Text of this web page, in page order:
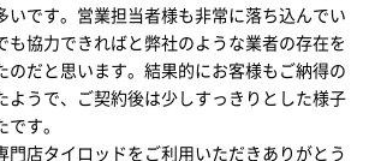
いです。営業担当者様も非常に落ち込んでい
も協力できればと弊社のような業者の存在を
のだと思います。結果的にお客様もご納得の
ようで、ご契約後は少しすっきりとした様子
す。
門店タイロッドをご利用いただきありがとう